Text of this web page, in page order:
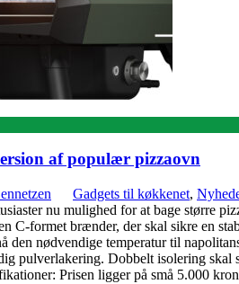
af populær pizzaovn
Gadgets til køkkenet,
nu mulighed for at bage større
C-formet brænder, der skal sikre en
den nødvendige temperatur til
pulverlakering. Dobbelt isolering
Prisen ligger på små 5.000